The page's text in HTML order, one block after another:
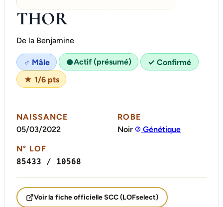
THOR
De la Benjamine
♂ Mâle ●Actif (présumé)
✓ Confirmé
★ 1/6 pts
NAISSANCE
05/03/2022
ROBE
Noir
Génétique
N° LOF
85433 / 10568
Voir la fiche officielle SCC (LOFselect)